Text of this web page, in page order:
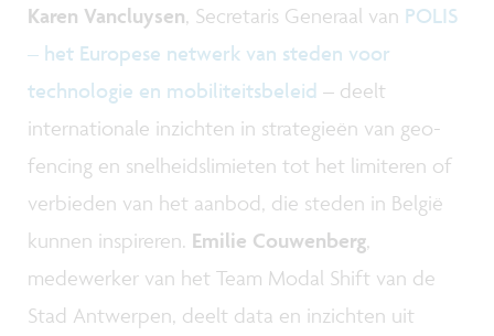
Karen Vancluysen, Secretaris Generaal van POLIS
– het Europese netwerk van steden voor
technologie en mobiliteitsbeleid – deelt
internationale inzichten in strategieën van geo-
fencing en snelheidslimieten tot het limiteren of
verbieden van het aanbod, die steden in België
kunnen inspireren. Emilie Couwenberg,
medewerker van het Team Modal Shift van de
Stad Antwerpen, deelt data en inzichten uit